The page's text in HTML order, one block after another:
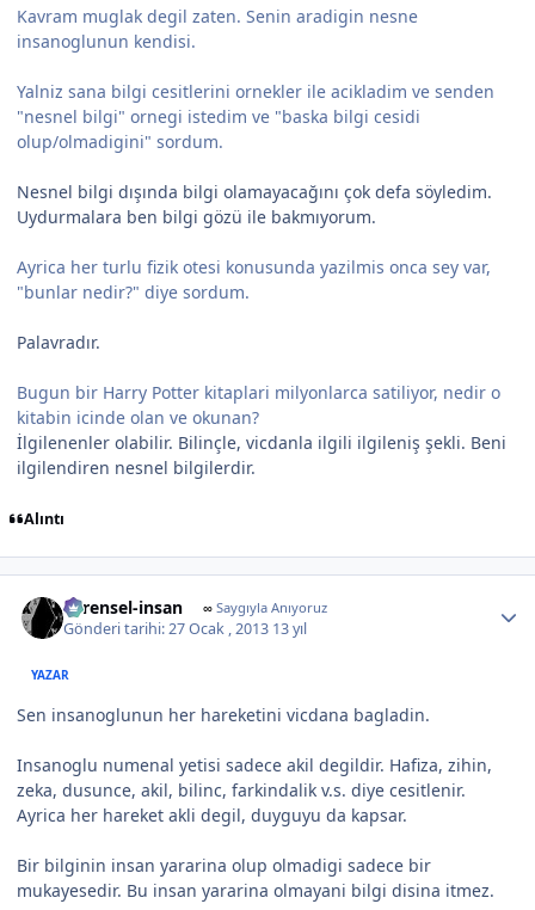
Kavram muglak degil zaten. Senin aradigin nesne
insanoglunun kendisi.
Yalniz sana bilgi cesitlerini ornekler ile acikladim ve senden
"nesnel bilgi" ornegi istedim ve "baska bilgi cesidi
olup/olmadigini" sordum.
Nesnel bilgi dışında bilgi olamayacağını çok defa söyledim.
Uydurmalara ben bilgi gözü ile bakmıyorum.
Ayrica her turlu fizik otesi konusunda yazilmis onca sey var,
"bunlar nedir?" diye sordum.
Palavradır.
Bugun bir Harry Potter kitaplari milyonlarca satiliyor, nedir o
kitabin icinde olan ve okunan?
İlgilenenler olabilir. Bilinçle, vicdanla ilgili ilgileniş şekli. Beni
ilgilendiren nesnel bilgilerdir.
Alıntı
evrensel-insan ∞Saygıyla Anıyoruz
Gönderi tarihi:27 Ocak , 2013 13 yıl
YAZAR
Sen insanoglunun her hareketini vicdana bagladin.
Insanoglu numenal yetisi sadece akil degildir. Hafiza, zihin,
zeka, dusunce, akil, bilinc, farkindalik v.s. diye cesitlenir.
Ayrica her hareket akli degil, duyguyu da kapsar.
Bir bilginin insan yararina olup olmadigi sadece bir
mukayesedir. Bu insan yararina olmayani bilgi disina itmez.